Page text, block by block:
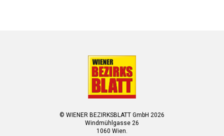
© WIENER BEZIRKSBLATT GmbH 2026
Windmühlgasse 26
1060 Wien.